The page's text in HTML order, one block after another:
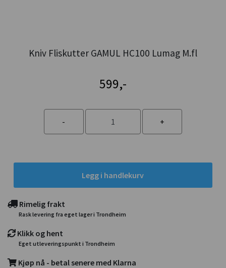
Kniv Fliskutter GAMUL HC100 Lumag M.fl
599,-
Legg i handlekurv
Rimelig frakt
Rask levering fra eget lager i Trondheim
Klikk og hent
Eget utleveringspunkt i Trondheim
Kjøp nå - betal senere med Klarna